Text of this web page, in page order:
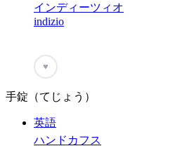
インディーツィオ
indizio
♥
手錠（てじょう）
英語
ハンドカフス